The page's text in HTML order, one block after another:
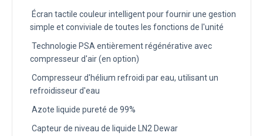
Écran tactile couleur intelligent pour fournir une gestion
simple et conviviale de toutes les fonctions de l'unité
Technologie PSA entièrement régénérative avec
compresseur d'air (en option)
Compresseur d'hélium refroidi par eau, utilisant un
refroidisseur d'eau
Azote liquide pureté de 99%
Capteur de niveau de liquide LN2 Dewar